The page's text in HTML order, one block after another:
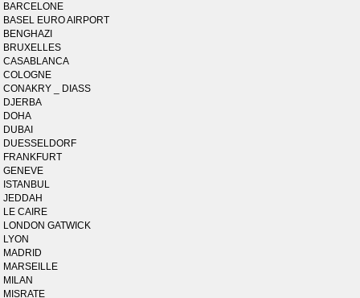
BARCELONE
BASEL EURO AIRPORT
BENGHAZI
BRUXELLES
CASABLANCA
COLOGNE
CONAKRY _ DIASS
DJERBA
DOHA
DUBAI
DUESSELDORF
FRANKFURT
GENEVE
ISTANBUL
JEDDAH
LE CAIRE
LONDON GATWICK
LYON
MADRID
MARSEILLE
MILAN
MISRATE